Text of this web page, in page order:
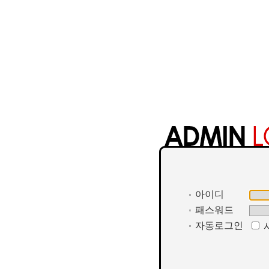
아이디
패스워드
자동로그인